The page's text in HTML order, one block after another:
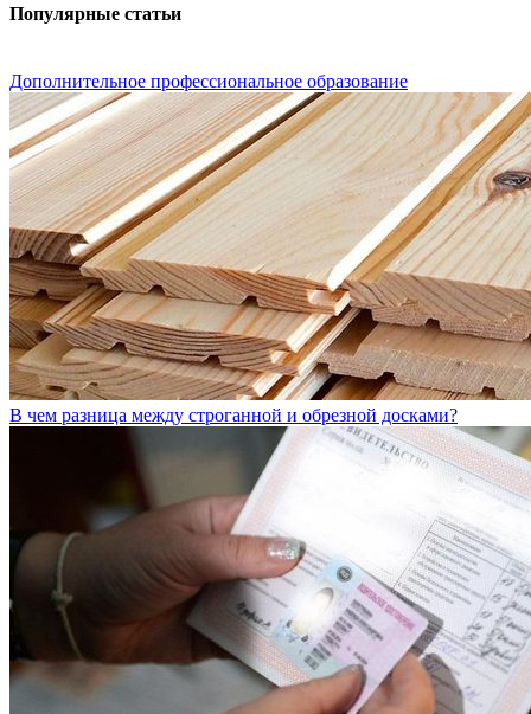
Популярные статьи
Дополнительное профессиональное образование
В чем разница между строганной и обрезной досками?